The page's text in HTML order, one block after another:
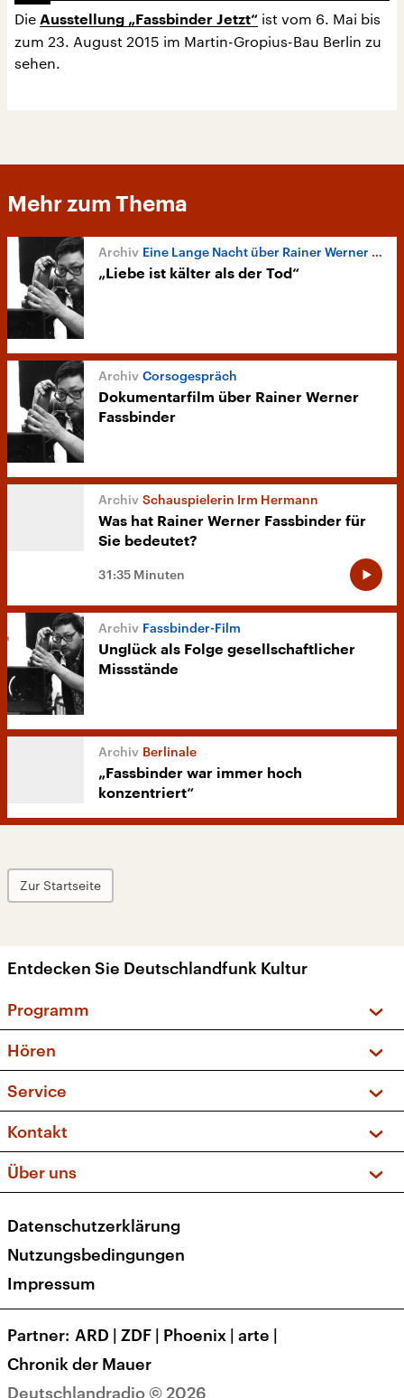
Die Ausstellung „Fassbinder Jetzt“ ist vom 6. Mai bis
zum 23. August 2015 im Martin-Gropius-Bau Berlin zu
sehen.
Mehr zum Thema
Eine Lange Nacht über Rainer Werner Fassbinder
„Liebe ist kälter als der Tod“
Corsogespräch
Dokumentarfilm über Rainer Werner
Fassbinder
Schauspielerin Irm Hermann
Was hat Rainer Werner Fassbinder für
Sie bedeutet?
31:35 Minuten
Fassbinder-Film
Unglück als Folge gesellschaftlicher
Missstände
Berlinale
„Fassbinder war immer hoch
konzentriert“
Zur Startseite
Entdecken Sie Deutschlandfunk Kultur
Programm
Sendungen und Podcasts
Musikliste
Kakadu – Das Kinderprogramm
Hören
Frequenzen (UKW + DAB+)
Service
FAQ
Apps
Newsletter
Veranstaltungen
Kontakt
Social Media
Über uns
Presse
Karriere
Transparenz
Deutschlandradio © 2026
Datenschutzerklärung
Nutzungsbedingungen
Impressum
Partner ARD | ZDF | Phoenix | arte |
Chronik der Mauer